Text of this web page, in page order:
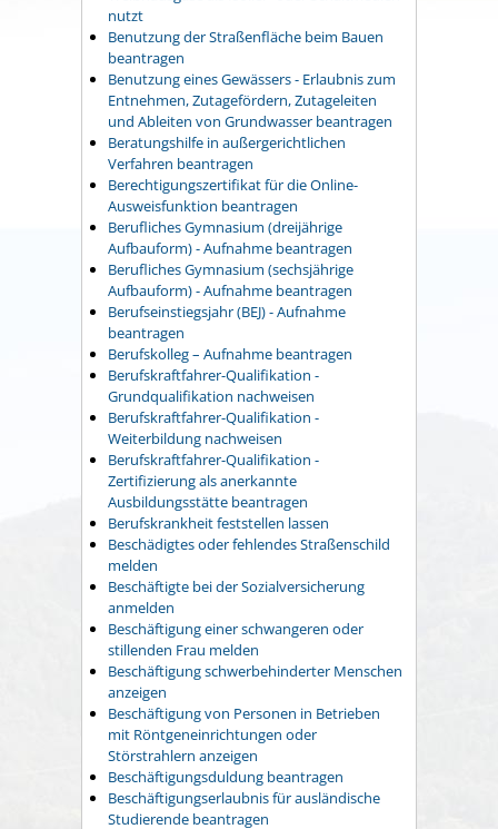
nutzt
Benutzung der Straßenfläche beim Bauen
beantragen
Benutzung eines Gewässers - Erlaubnis zum
Entnehmen, Zutagefördern, Zutageleiten
und Ableiten von Grundwasser beantragen
Beratungshilfe in außergerichtlichen
Verfahren beantragen
Berechtigungszertifikat für die Online-
Ausweisfunktion beantragen
Berufliches Gymnasium (dreijährige
Aufbauform) - Aufnahme beantragen
Berufliches Gymnasium (sechsjährige
Aufbauform) - Aufnahme beantragen
Berufseinstiegsjahr (BEJ) - Aufnahme
beantragen
Berufskolleg – Aufnahme beantragen
Berufskraftfahrer-Qualifikation -
Grundqualifikation nachweisen
Berufskraftfahrer-Qualifikation -
Weiterbildung nachweisen
Berufskraftfahrer-Qualifikation -
Zertifizierung als anerkannte
Ausbildungsstätte beantragen
Berufskrankheit feststellen lassen
Beschädigtes oder fehlendes Straßenschild
melden
Beschäftigte bei der Sozialversicherung
anmelden
Beschäftigung einer schwangeren oder
stillenden Frau melden
Beschäftigung schwerbehinderter Menschen
anzeigen
Beschäftigung von Personen in Betrieben
mit Röntgeneinrichtungen oder
Störstrahlern anzeigen
Beschäftigungsduldung beantragen
Beschäftigungserlaubnis für ausländische
Studierende beantragen